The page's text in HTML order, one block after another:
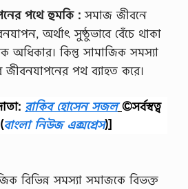
পথে হুমকি : সমাজ জীবনে
অর্থাৎ সুষ্ঠুভাবে বেঁচে থাকা
অধিকার। কিন্তু সামাজিক সমস্যা
জীবনযাপনের পথ ব্যাহত করে।
রাকিব হোসেন সজল ©সর্বস্বত্ব
(বাংলা নিউজ এক্সপ্রেস)]
বিভিন্ন সমস্যা সমাজকে বিভক্ত